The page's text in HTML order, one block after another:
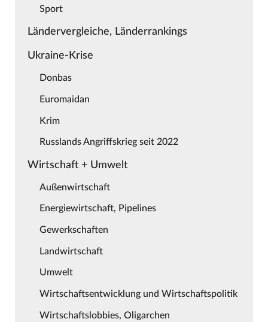
Sport
Ländervergleiche, Länderrankings
Ukraine-Krise
Donbas
Euromaidan
Krim
Russlands Angriffskrieg seit 2022
Wirtschaft + Umwelt
Außenwirtschaft
Energiewirtschaft, Pipelines
Gewerkschaften
Landwirtschaft
Umwelt
Wirtschaftsentwicklung und Wirtschaftspolitik
Wirtschaftslobbies, Oligarchen